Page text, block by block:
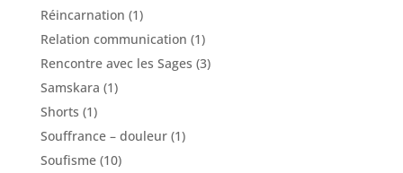
Réincarnation (1)
Relation communication (1)
Rencontre avec les Sages (3)
Samskara (1)
Shorts (1)
Souffrance – douleur(1)
Soufisme(10)